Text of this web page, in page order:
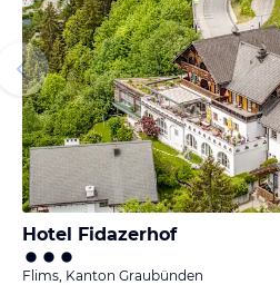
Hotel Fidazerhof
Flims, Kanton Graubünden